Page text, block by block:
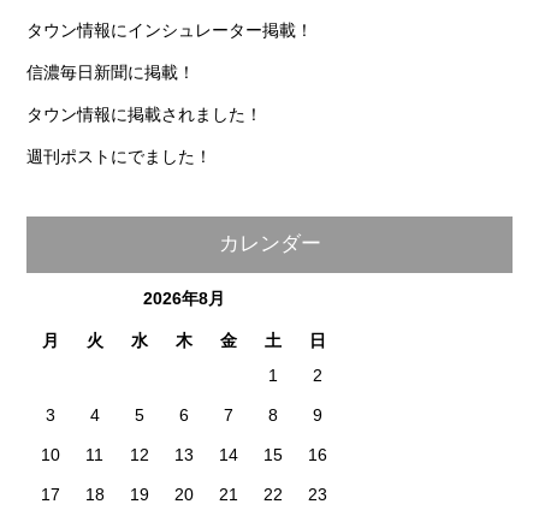
タウン情報にインシュレーター掲載！
信濃毎日新聞に掲載！
タウン情報に掲載されました！
週刊ポストにでました！
カレンダー
2026年8月
月 火 水 木 金 土
日
1
2
3 4 5 6 7 8 9
10 11 12 13 14 15 16
17 18 19 20 21 22 23